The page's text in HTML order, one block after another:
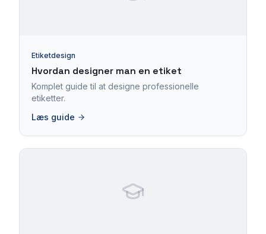
Etiketdesign
Hvordan designer man en etiket
Komplet guide til at designe professionelle
etiketter.
Læs guide